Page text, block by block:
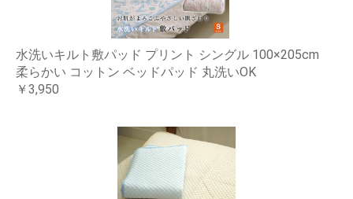
水洗いキルト敷パッド プリント シングル 100×205cm
柔らかい コットン ベッドパッド 丸洗いOK
￥3,950